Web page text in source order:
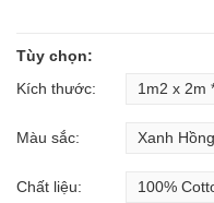
Tùy chọn:
Kích thước:
Màu sắc:
Chất liệu: